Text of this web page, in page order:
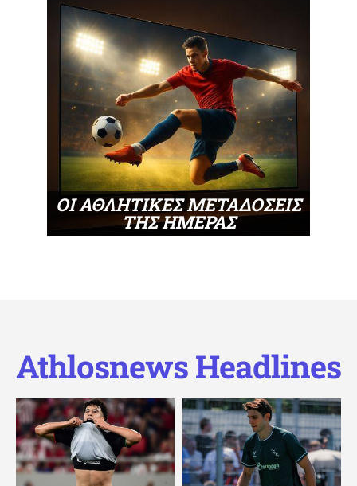
ΟΙ ΑΘΛΗΤΙΚΕΣ ΜΕΤΑΔΟΣΕΙΣ
ΤΗΣ ΗΜΕΡΑΣ
Athlosnews Headlines